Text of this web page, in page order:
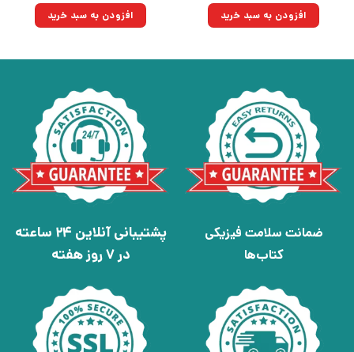
۴۲۰,۰۰۰تومان
بود.
۳۰۰,۳۰۰تومان.افزودن به سبد خرید ۱۶۵,۰۰۰تومان
بود.
۱۱۷,۹۷۵تومان.افزودن به سبد خرید
ضمانت سلامت فیزیکی
کتاب‌ها
پشتیبانی آنلاین 24 ساعته
در 7 روز هفته